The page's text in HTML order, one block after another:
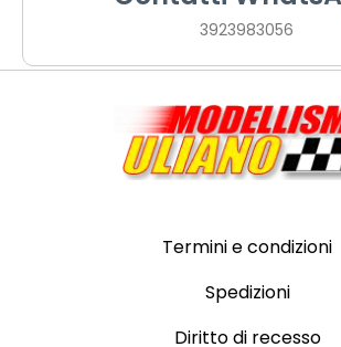
3923983056
Termini e condizioni
Spedizioni
Diritto di recesso